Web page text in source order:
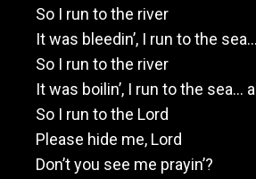
So I run to the river
It was bleedin’, I run to the
So I run to the river
It was boilin’, I run to the sea…
So I run to the Lord
Please hide me, Lord
Don’t you see me prayin’?